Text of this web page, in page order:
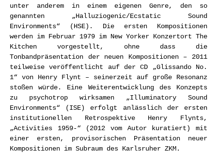
unter anderem in einem eigenen Genre, den so
genannten „Halluziogenic/Ecstatic Sound
Environments“ (HSE). Die ersten Kompositionen
werden im Februar 1979 im New Yorker Konzertort The
Kitchen vorgestellt, ohne dass die
Tonbandpräsentation der neuen Kompositionen – 2011
teilweise veröffentlicht auf der CD „Glissando No.
1“ von Henry Flynt – seinerzeit auf große Resonanz
stoßen würde. Eine Weiterentwicklung des Konzepts
zu psychotrop wirksamen „Illuminatory Sound
Environments“ (ISE) erfolgt anlässlich der ersten
institutionellen Retrospektive Henry Flynts,
„Activities 1959-“ (2012 vom Autor kuratiert) mit
einer ersten, provisorischen Präsentation neuer
Kompositionen im Subraum des Karlsruher ZKM.